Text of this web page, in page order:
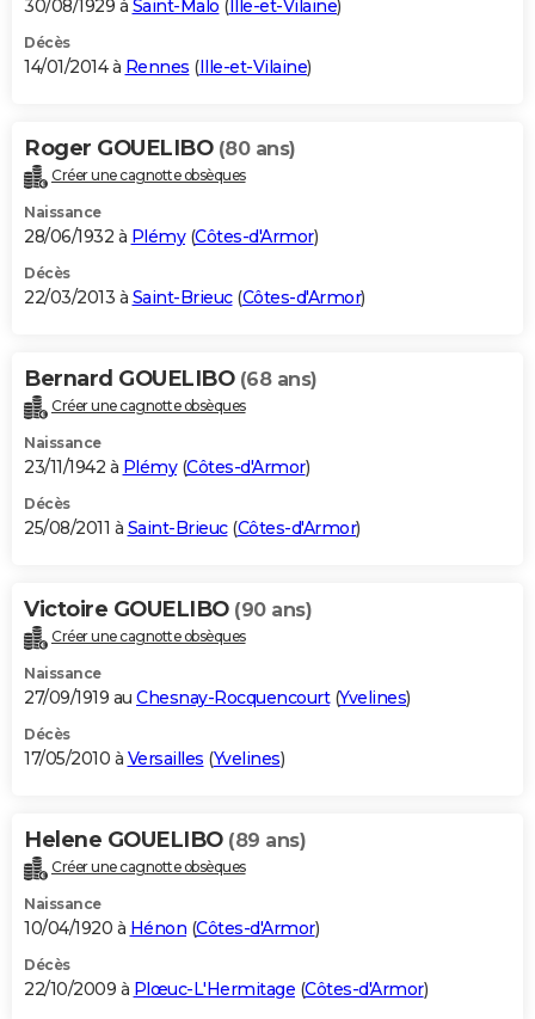
30/08/1929 à Saint-Malo ( Ille-et-Vilaine)
Décès
14/01/2014 à Rennes (Ille-et-Vilaine)
Roger GOUELIBO (80 ans)
Créer une cagnotte obsèques
Naissance
28/06/1932 à Plémy(Côtes-d'Armor)
Décès
22/03/2013 à Saint-Brieuc(Côtes-d'Armor)
Bernard GOUELIBO (68 ans)
Créer une cagnotte obsèques
Naissance
23/11/1942 à Plémy(Côtes-d'Armor)
Décès
25/08/2011 à Saint-Brieuc(Côtes-d'Armor)
Victoire GOUELIBO (90 ans)
Créer une cagnotte obsèques
Naissance
27/09/1919 au Chesnay-Rocquencourt(Yvelines)
Décès
17/05/2010 à Versailles (Yvelines)
Helene GOUELIBO (89 ans)
Créer une cagnotte obsèques
Naissance
10/04/1920 à Hénon (Côtes-d'Armor)
Décès
22/10/2009 à Plœuc-L'Hermitage (Côtes-d'Armor)